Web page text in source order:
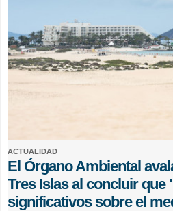
ACTUALIDAD
El Órgano Ambiental
Tres Islas al concluir que
significativos sobre el